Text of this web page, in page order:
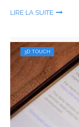
LIRE LA SUITE
3D TOUCH